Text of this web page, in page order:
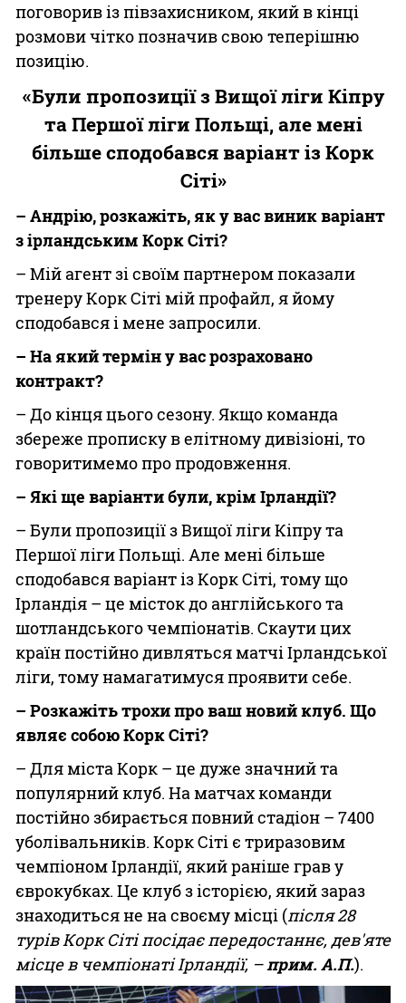
поговорив із півзахисником, який в кінці
розмови чітко позначив свою теперішню
позицію.
«Були пропозиції з Вищої ліги Кіпру
та Першої ліги Польщі, але мені
більше сподобався варіант із Корк
Сіті»
– Андрію, розкажіть, як у вас виник варіант
з ірландським Корк Сіті?
– Мій агент зі своїм партнером показали
тренеру Корк Сіті мій профайл, я йому
сподобався і мене запросили.
– На який термін у вас розраховано
контракт?
– До кінця цього сезону. Якщо команда
збереже прописку в елітному дивізіоні, то
говоритимемо про продовження.
– Які ще варіанти були, крім Ірландії?
– Були пропозиції з Вищої ліги Кіпру та
Першої ліги Польщі. Але мені більше
сподобався варіант із Корк Сіті, тому що
Ірландія – це місток до англійського та
шотландського чемпіонатів. Скаути цих
країн постійно дивляться матчі Ірландської
ліги, тому намагатимуся проявити себе.
– Розкажіть трохи про ваш новий клуб. Що
являє собою Корк Сіті?
– Для міста Корк – це дуже значний та
популярний клуб. На матчах команди
постійно збирається повний стадіон – 7400
уболівальників. Корк Сіті є триразовим
чемпіоном Ірландії, який раніше грав у
єврокубках. Це клуб з історією, який зараз
знаходиться не на своєму місці (після 28
турів Корк Сіті посідає передостаннє, дев'яте
місце в чемпіонаті Ірландії, –прим. А.П.).